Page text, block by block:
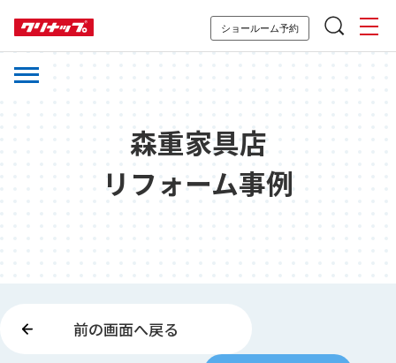
ショールーム予約
森重家具店
リフォーム事例
前の画面へ戻る